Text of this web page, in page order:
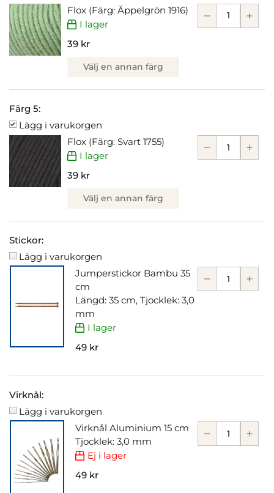
Flox (Färg: Äppelgrön 1916)
I lager
39 kr
Välj en annan färg
Färg 5:
Lägg i varukorgen
Flox (Färg: Svart 1755)
I lager
39 kr
Välj en annan färg
Stickor:
Lägg i varukorgen
Jumperstickor Bambu 35
cm
Längd: 35 cm, Tjocklek: 3,0
mm
I lager
49 kr
Virknål:
Lägg i varukorgen
Virknål Aluminium 15 cm
Tjocklek: 3,0 mm
Ej i lager
49 kr